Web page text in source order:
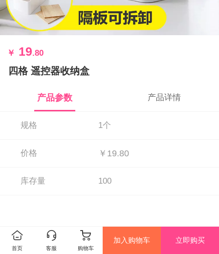
￥ 19.80
四格 遥控器收纳盒
产品参数 产品详情
规格 1个
价格 ￥19.80
库存量 100
首页 客服 购物车
加入购物车 立即购买